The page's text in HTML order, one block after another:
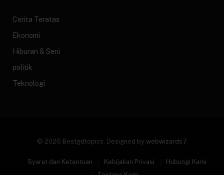
Cerita Teratas
Ekonomi
Hiburan & Seni
politik
Teknologi
© 2026 Bestgdtopics. Designed by webwizards7.
Syarat dan Ketentuan Kebijakan Privasi
Hubungi Kami